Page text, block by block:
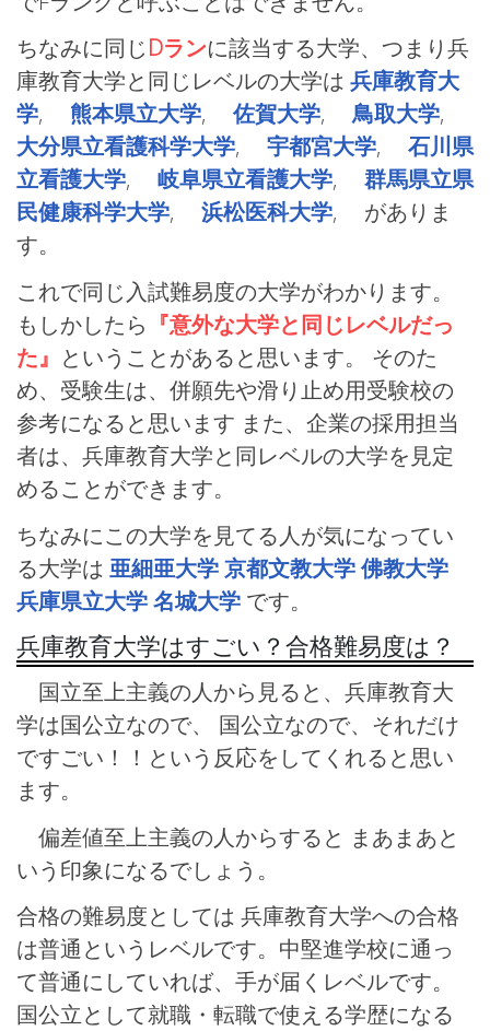
ちなみに同じDランに該当する大学、つまり兵
庫教育大学と同じレベルの大学は 兵庫教育大
学, 熊本県立大学, 佐賀大学, 鳥取大学,
大分県立看護科学大学, 宇都宮大学, 石川県
立看護大学, 岐阜県立看護大学, 群馬県立県
民健康科学大学, 浜松医科大学, がありま
す。
これで同じ入試難易度の大学がわかります。
もしかしたら 『意外な大学と同じレベルだっ
た』 ということがあると思います。 そのた
め、受験生は、併願先や滑り止め用受験校の
参考になると思います また、企業の採用担当
者は、兵庫教育大学と同レベルの大学を見定
めることができます。
ちなみにこの大学を見てる人が気になってい
る大学は 亜細亜大学京都文教大学佛教大学
兵庫県立大学名城大学 です。
兵庫教育大学はすごい？合格難易度は？
国立至上主義の人から見ると、兵庫教育大
学は国公立なので、 国公立なので、それだけ
ですごい！！という反応をしてくれると思い
ます。
偏差値至上主義の人からすると まあまあと
いう印象になるでしょう。
合格の難易度としては 兵庫教育大学への合格
は普通というレベルです。中堅進学校に通っ
て普通にしていれば、手が届くレベルです。
国公立として就職・転職で使える学歴になる